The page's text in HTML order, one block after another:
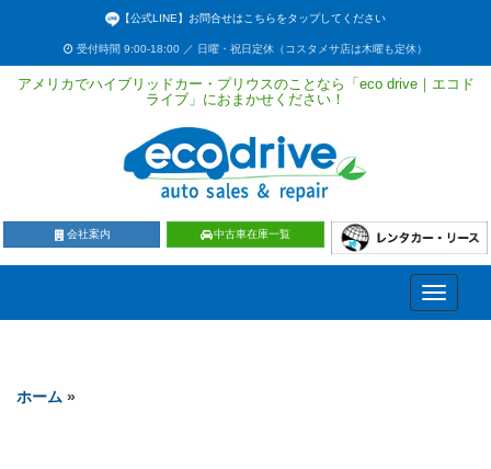
【公式LINE】お問合せはこちらをタップしてください
受付時間 9:00-18:00 ／ 日曜・祝日定休（コスタメサ店は木曜も定休）
アメリカでハイブリッドカー・プリウスのことなら「eco drive｜エコド
ライブ」におまかせください！
会社案内 中古車在庫一覧
Toggle
ホーム »